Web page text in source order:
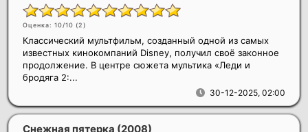
Оценка: 10/10 (2)
30-12-2025, 02:00
Классический мультфильм, созданный одной из самых
известных кинокомпаний Disney, получил своё законное
продолжение. В центре сюжета мультика «Леди и
бродяга 2:...
Снежная пятерка (2008)